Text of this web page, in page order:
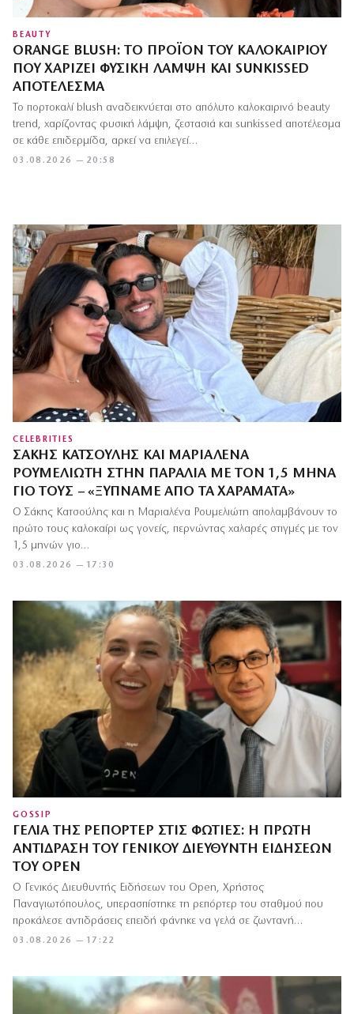
BEAUTY
ORANGE BLUSH: ΤΟ ΠΡΟΪΌΝ ΤΟΥ ΚΑΛΟΚΑΙΡΙΟΎ
ΠΟΥ ΧΑΡΊΖΕΙ ΦΥΣΙΚΉ ΛΆΜΨΗ ΚΑΙ SUNKISSED
ΑΠΟΤΈΛΕΣΜΑ
03.08.2026 — 20:58
Το πορτοκαλί blush αναδεικνύεται στο απόλυτο καλοκαιρινό beauty
trend, χαρίζοντας φυσική λάμψη, ζεστασιά και sunkissed αποτέλεσμα
σε κάθε επιδερμίδα, αρκεί να επιλεγεί…
CELEBRITIES
ΣΆΚΗΣ ΚΑΤΣΟΎΛΗΣ ΚΑΙ ΜΑΡΙΑΛΈΝΑ
ΡΟΥΜΕΛΙΏΤΗ ΣΤΗΝ ΠΑΡΑΛΊΑ ΜΕ ΤΟΝ 1,5 ΜΉΝΑ
ΓΙΟ ΤΟΥΣ – «ΞΥΠΝΆΜΕ ΑΠΌ ΤΑ ΧΑΡΆΜΑΤΑ»
03.08.2026 — 17:30
Ο Σάκης Κατσούλης και η Μαριαλένα Ρουμελιώτη απολαμβάνουν το
πρώτο τους καλοκαίρι ως γονείς, περνώντας χαλαρές στιγμές με τον
1,5 μηνών γιο…
GOSSIP
ΓΈΛΙΑ ΤΗΣ ΡΕΠΌΡΤΕΡ ΣΤΙΣ ΦΩΤΙΈΣ: Η ΠΡΏΤΗ
ΑΝΤΊΔΡΑΣΗ ΤΟΥ ΓΕΝΙΚΟΎ ΔΙΕΥΘΥΝΤΉ ΕΙΔΉΣΕΩΝ
ΤΟΥ OPEN
03.08.2026 — 17:22
Ο Γενικός Διευθυντής Ειδήσεων του Open, Χρήστος
Παναγιωτόπουλος, υπερασπίστηκε τη ρεπόρτερ του σταθμού που
προκάλεσε αντιδράσεις επειδή φάνηκε να γελά σε ζωντανή…